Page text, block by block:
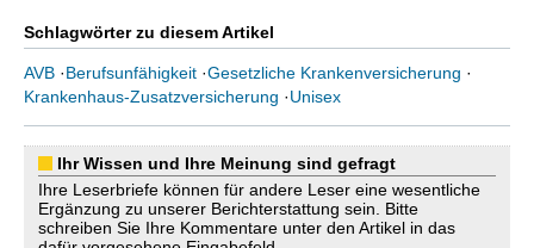
Schlagwörter zu diesem Artikel
AVB ·Berufsunfähigkeit ·Gesetzliche Krankenversicherung ·
Krankenhaus-Zusatzversicherung ·Unisex
Ihr Wissen und Ihre Meinung sind gefragt
Ihre Leserbriefe können für andere Leser eine wesentliche
Ergänzung zu unserer Berichterstattung sein. Bitte
schreiben Sie Ihre Kommentare unter den Artikel in das